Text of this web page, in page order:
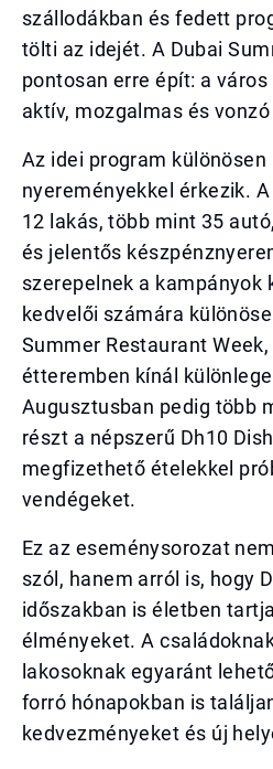
szállodákban és fedett
tölti az idejét. A Dubai
pontosan erre épít: a
aktív, mozgalmas és
Az idei program különösen
nyereményekkel érkezik.
12 lakás, több mint 35
és jelentős
szerepelnek a
kedvelői számára
Summer Restaurant
étteremben kínál
Augusztusban pedig több
részt a népszerű Dh10
megfizethető ételekkel
vendégeket.
Ez az eseménysorozat
szól, hanem arról is, hogy
időszakban is életben
élményeket. A
lakosoknak egyaránt
forró hónapokban is
kedvezményeket és új